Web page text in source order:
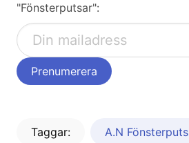
"Fönsterputsar":
Taggar: A.N Fönsterputs